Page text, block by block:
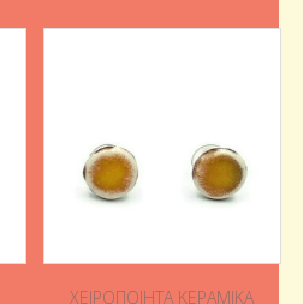
ΧΕΙΡΟΠΟΊΗΤΑ ΚΕΡΑΜΙΚΆ